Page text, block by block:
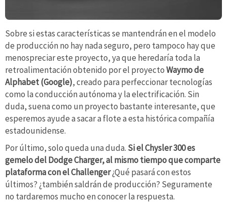
Sobre si estas características se mantendrán en el modelo
de producción no hay nada seguro, pero tampoco hay que
menospreciar este proyecto, ya que heredaría toda la
retroalimentación obtenido por el proyectoWaymo de
Alphabet (Google), creado para perfeccionar tecnologías
como la conducción autónoma y la electrificación. Sin
duda, suena como un proyecto bastante interesante, que
esperemos ayude a sacar a flote a esta histórica compañía
estadounidense.
Por último, solo queda una duda. Si el Chysler 300 es
gemelo del Dodge Charger, al mismo tiempo que comparte
plataforma con el Challenger¿Qué pasará con estos
últimos? ¿también saldrán de producción? Seguramente
no tardaremos mucho en conocer la respuesta.